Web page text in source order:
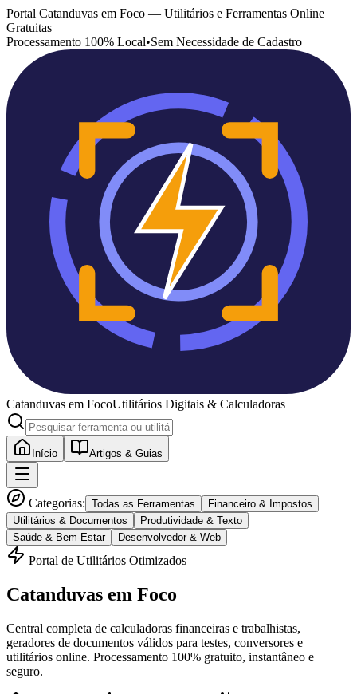
Portal Catanduvas em Foco — Utilitários e Ferramentas Online
Gratuitas
Processamento 100% Local•Sem Necessidade de Cadastro
Catanduvas em FocoUtilitários Digitais & Calculadoras
Início Artigos & Guias
Categorias: Todas as Ferramentas
Financeiro & Impostos
Utilitários & Documentos
Produtividade & Texto
Saúde & Bem-Estar
Desenvolvedor & Web
Portal de Utilitários Otimizados
Catanduvas em Foco
Central completa de calculadoras financeiras e trabalhistas,
geradores de documentos válidos para testes, conversores e
utilitários online. Processamento 100% gratuito, instantâneo e
seguro.